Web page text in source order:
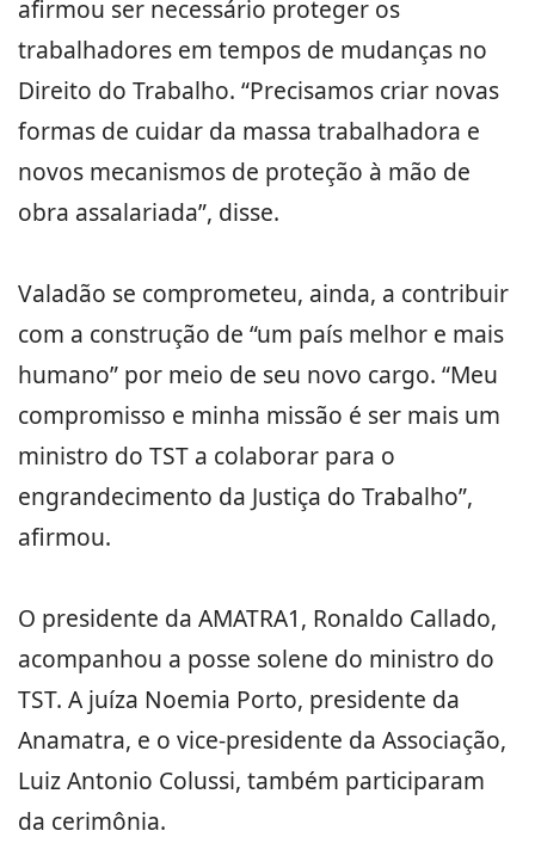
afirmou ser necessário proteger os
trabalhadores em tempos de mudanças no
Direito do Trabalho. “Precisamos criar novas
formas de cuidar da massa trabalhadora e
novos mecanismos de proteção à mão de
obra assalariada”, disse.
Valadão se comprometeu, ainda, a contribuir
com a construção de “um país melhor e mais
humano” por meio de seu novo cargo. “Meu
compromisso e minha missão é ser mais um
ministro do TST a colaborar para o
engrandecimento da Justiça do Trabalho”,
afirmou.
O presidente da AMATRA1, Ronaldo Callado,
acompanhou a posse solene do ministro do
TST. A juíza Noemia Porto, presidente da
Anamatra, e o vice-presidente da Associação,
Luiz Antonio Colussi, também participaram
da cerimônia.